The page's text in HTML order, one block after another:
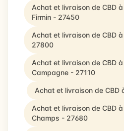
Achat et livraison de CBD
Firmin - 27450
Achat et livraison de CBD
27800
Achat et livraison de CBD
Campagne - 27110
Achat et livraison de CBD
Achat et livraison de CBD
Champs - 27680